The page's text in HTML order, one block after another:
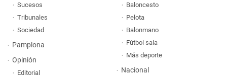
Sucesos
Tribunales
Sociedad
Pamplona
Opinión
Editorial
Baloncesto
Pelota
Balonmano
Fútbol sala
Más deporte
Nacional